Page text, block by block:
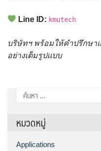
Line ID: kmutech
บริษัทฯ พร้อมให้คำปรึกษ
อย่างเต็มรูปแบบ
ค้นหา
สำหรับ:
หมวดหมู่
Applications